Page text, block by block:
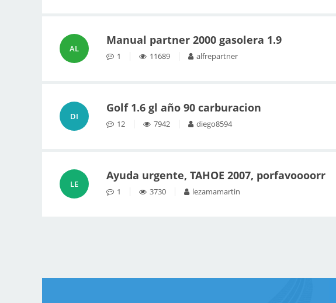
AL
Manual partner 2000 gasolera 1.9
1 11689 alfrepartner
DI
Golf 1.6 gl año 90 carburacion
12 7942 diego8594
LE
Ayuda urgente, TAHOE 2007, porfavoooorr
1 3730 lezamamartin